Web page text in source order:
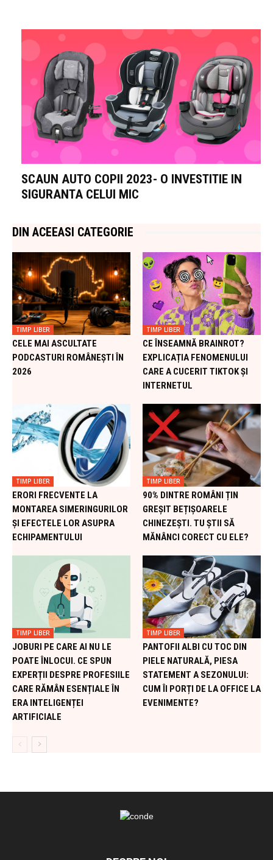
SCAUN AUTO COPII 2023- O INVESTITIE IN
SIGURANTA CELUI MIC
DIN ACEEASI CATEGORIE
TIMP LIBER
CELE MAI ASCULTATE
PODCASTURI ROMÂNEȘTI ÎN
2026
TIMP LIBER
CE ÎNSEAMNĂ BRAINROT?
EXPLICAȚIA FENOMENULUI
CARE A CUCERIT TIKTOK ȘI
INTERNETUL
TIMP LIBER
ERORI FRECVENTE LA
MONTAREA SIMERINGURILOR
ȘI EFECTELE LOR ASUPRA
ECHIPAMENTULUI
TIMP LIBER
90% DINTRE ROMÂNI ȚIN
GREȘIT BEȚIȘOARELE
CHINEZEȘTI. TU ȘTII SĂ
MĂNÂNCI CORECT CU ELE?
TIMP LIBER
JOBURI PE CARE AI NU LE
POATE ÎNLOCUI. CE SPUN
EXPERȚII DESPRE PROFESIILE
CARE RĂMÂN ESENȚIALE ÎN
ERA INTELIGENȚEI
ARTIFICIALE
TIMP LIBER
PANTOFII ALBI CU TOC DIN
PIELE NATURALĂ, PIESA
STATEMENT A SEZONULUI:
CUM ÎI PORȚI DE LA OFFICE LA
EVENIMENTE?